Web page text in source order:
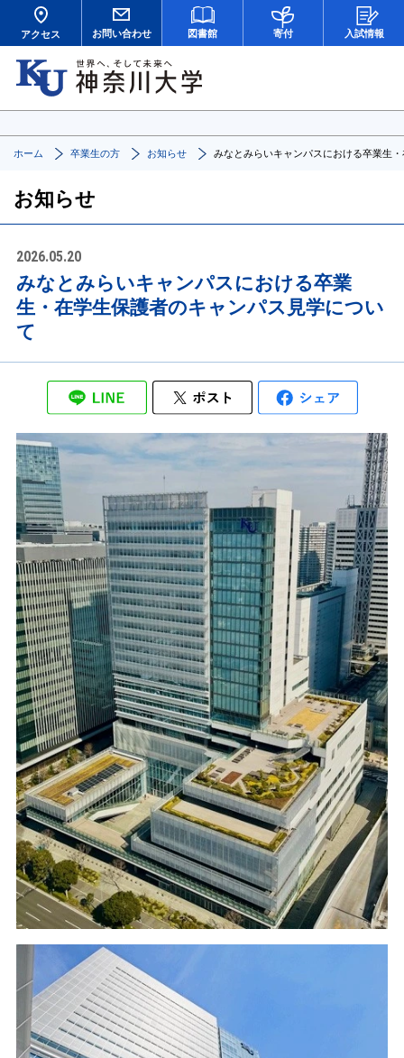
アクセス お問い合わせ 図書館 寄付 入試情報
ホーム 卒業生の方 お知らせ みなとみらいキャンパスにおける卒業生
お知らせ
2026.05.20
みなとみらいキャンパスにおける卒業
生・在学生保護者のキャンパス見学につい
て